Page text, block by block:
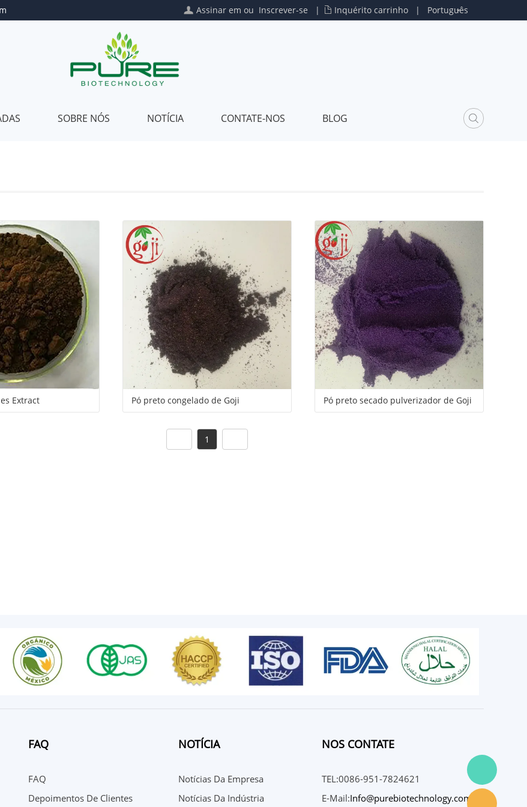
Português
|
Inquérito carrinho
|
Assinar em ou Inscrever-se
Mistura
SOBRE NÓS
qualidade
Nosso
certificado
Nosso
NOTÍCIA CONTATE-NOS BLOG
Extract Pó preto congelado de Goji Pó preto secado pulverizador de Goji
1
FAQ
FAQ
Depoimentos De Clientes
NOTÍCIA
Notícias Da Empresa
Notícias Da Indústria
NOS CONTATE
TEL:0086-951-7824621
E-Mail:Info@purebiotechnology.com